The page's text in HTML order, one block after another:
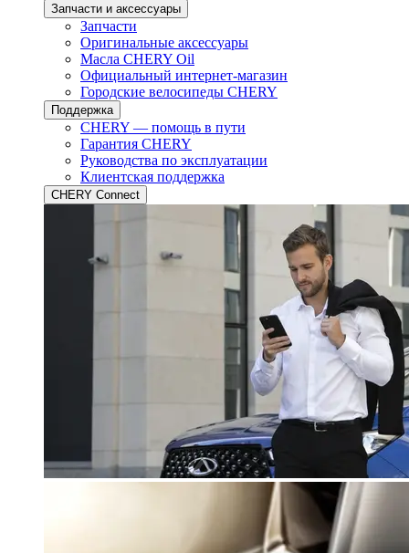
Запчасти и аксессуары
Запчасти
Оригинальные аксессуары
Масла CHERY Oil
Официальный интернет-магазин
Городские велосипеды CHERY
Поддержка
CHERY — помощь в пути
Гарантия CHERY
Руководства по эксплуатации
Клиентская поддержка
CHERY Connect